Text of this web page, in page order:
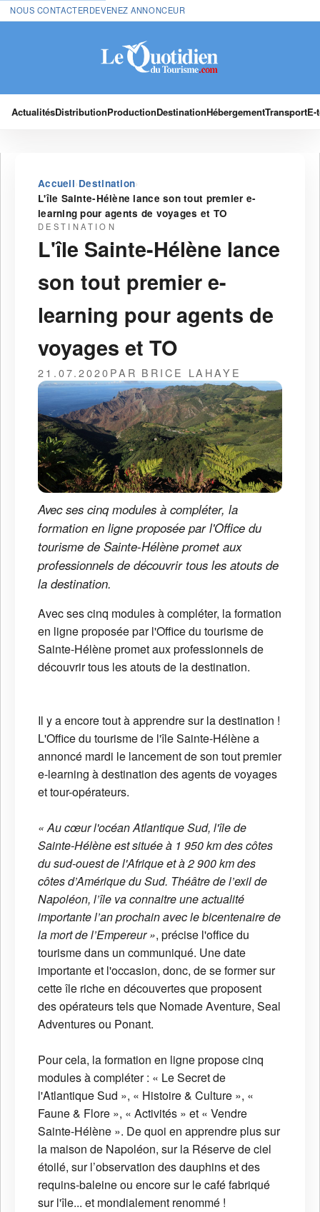
NOUS CONTACTERDEVENEZ ANNONCEUR
ActualitésDistributionProductionDestinationHébergementTransport
Accueil›Destination›
L'île Sainte-Hélène lance son tout premier e-
learning pour agents de voyages et TO
DESTINATION
L'île Sainte-Hélène lance
son tout premier e-
learning pour agents de
voyages et TO
21.07.2020PAR BRICE LAHAYE
Avec ses cinq modules à compléter, la
formation en ligne proposée par l'Office du
tourisme de Sainte-Hélène promet aux
professionnels de découvrir tous les atouts de
la destination.
Avec ses cinq modules à compléter, la formation
en ligne proposée par l'Office du tourisme de
Sainte-Hélène promet aux professionnels de
découvrir tous les atouts de la destination.
Il y a encore tout à apprendre sur la destination !
L'Office du tourisme de l'île Sainte-Hélène a
annoncé mardi le lancement de son tout premier
e-learning à destination des agents de voyages
et tour-opérateurs.
« Au cœur l'océan Atlantique Sud, l'île de
Sainte-Hélène est située à 1 950 km des côtes
du sud-ouest de l'Afrique et à 2 900 km des
côtes d’Amérique du Sud. Théâtre de l’exil de
Napoléon, l’île va connaitre une actualité
importante l’an prochain avec le bicentenaire de
la mort de l’Empereur », précise l'office du
tourisme dans un communiqué. Une date
importante et l'occasion, donc, de se former sur
cette île riche en découvertes que proposent
des opérateurs tels que Nomade Aventure, Seal
Adventures ou Ponant.
Pour cela, la formation en ligne propose cinq
modules à compléter : « Le Secret de
l'Atlantique Sud », « Histoire & Culture », «
Faune & Flore », « Activités » et « Vendre
Sainte-Hélène ». De quoi en apprendre plus sur
la maison de Napoléon, sur la Réserve de ciel
étoilé, sur l’observation des dauphins et des
requins-baleine ou encore sur le café fabriqué
sur l'île... et mondialement renommé !